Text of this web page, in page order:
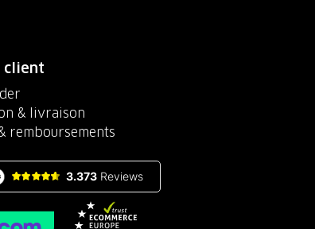
client
& livraison
remboursements